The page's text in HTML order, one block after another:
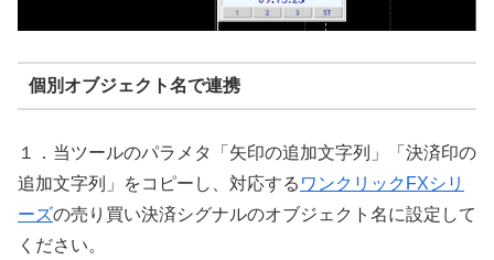
個別オブジェクト名で連携
１．当ツールのパラメタ「矢印の追加文字列」「決済印の
追加文字列」をコピーし、対応する ワンクリックFXシリ
ーズの売り買い決済シグナルのオブジェクト名に設定して
ください。